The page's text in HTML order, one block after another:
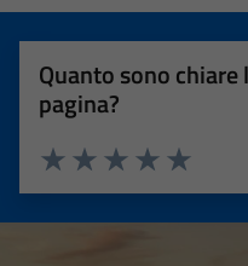
Quanto sono
pagina?
Valuta 5
Valuta 4
Valuta 3 stelle su
Valuta 2 stelle su 5
Valuta 1 stelle su 5